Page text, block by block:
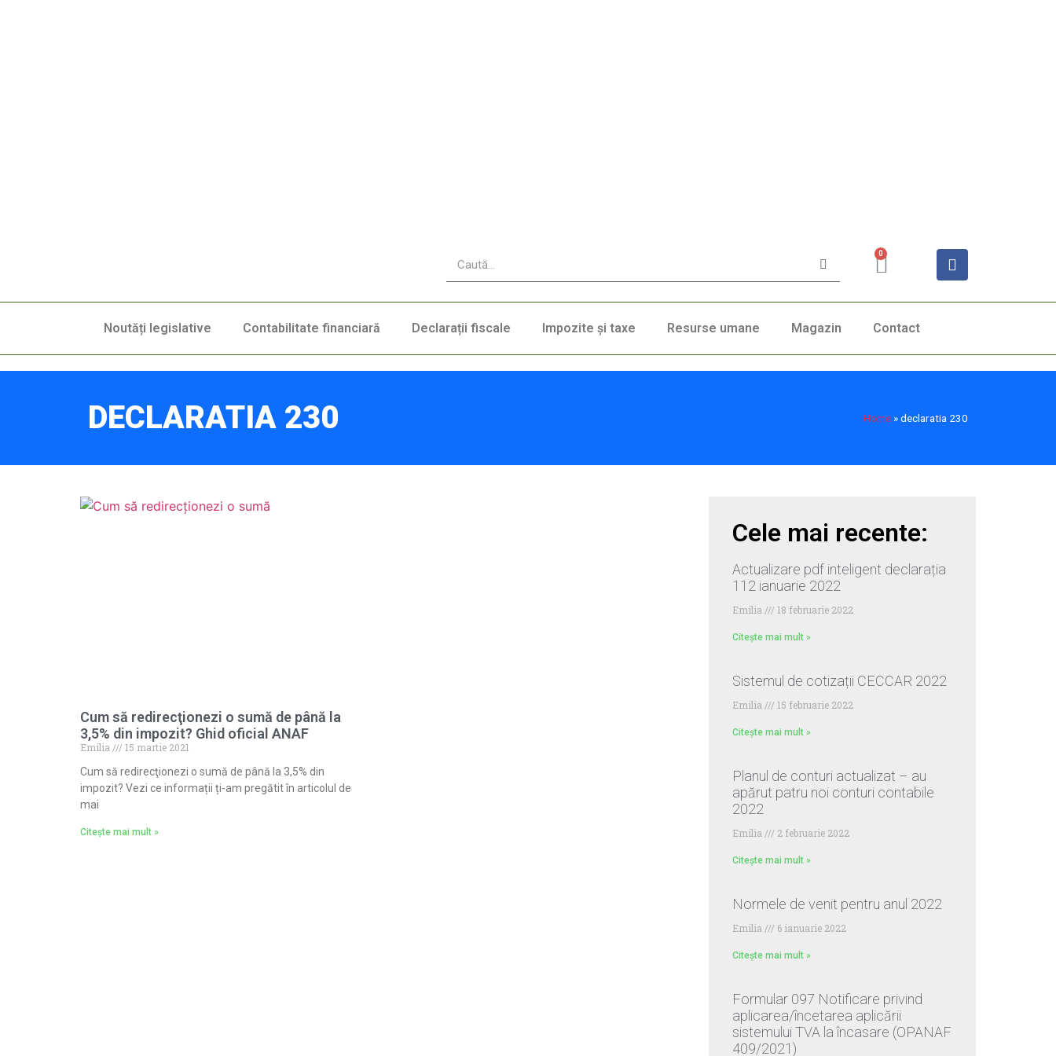
0
Noutăți legislative Contabilitate financiară Declarații fiscale Impozite și taxe Resurse umane Magazin Contact
DECLARATIA 230 Home »declaratia 230
Cum să redirecţionezi o sumă de până la
3,5% din impozit? Ghid oficial ANAF
Emilia
15 martie 2021
Cum să redirecţionezi o sumă de până la 3,5% din
impozit? Vezi ce informații ți-am pregătit în articolul de
mai
Citește mai mult »
Cele mai recente:
Actualizare pdf inteligent declarația
112 ianuarie 2022
Emilia 18 februarie 2022
Citește mai mult »
Sistemul de cotizații CECCAR 2022
Emilia 15 februarie 2022
Citește mai mult »
Planul de conturi actualizat – au
apărut patru noi conturi contabile
2022
Emilia 2 februarie 2022
Citește mai mult »
Normele de venit pentru anul 2022
Emilia 6 ianuarie 2022
Citește mai mult »
Formular 097 Notificare privind
aplicarea/încetarea aplicării
sistemului TVA la încasare (OPANAF
409/2021)